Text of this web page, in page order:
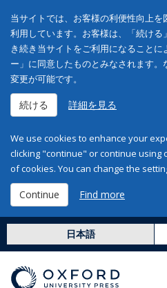
当サイトでは、お客様の利便性向上
利用しています。お客様は、「続け
き続き当サイトをご利用になること
ー」に同意したものとみなされます
変更が可能です。
続ける 詳細を見る
We use cookies to enhance your
clicking "continue" or continue using
of cookies. You can change the
Continue Find more
日本語